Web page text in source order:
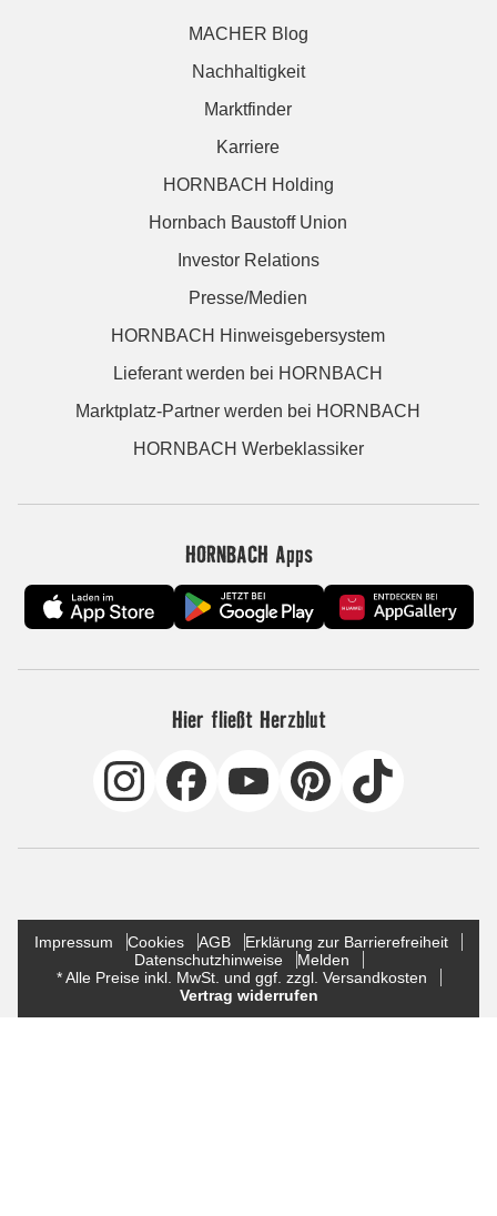
MACHER Blog
Nachhaltigkeit
Marktfinder
Karriere
HORNBACH Holding
Hornbach Baustoff Union
Investor Relations
Presse/Medien
HORNBACH Hinweisgebersystem
Lieferant werden bei HORNBACH
Marktplatz-Partner werden bei HORNBACH
HORNBACH Werbeklassiker
HORNBACH Apps
Hier fließt Herzblut
Impressum Cookies AGB
Erklärung zur Barrierefreiheit
Datenschutzhinweise
Melden
* Alle Preise inkl. MwSt. und ggf. zzgl. Versandkosten
Vertrag widerrufen